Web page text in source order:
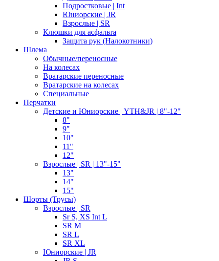
Подростковые | Int
Юниорские | JR
Взрослые | SR
Клюшки для асфальта
Защита рук (Налокотники)
Шлема
Обычные/переносные
На колесах
Вратарские переносные
Вратарские на колесах
Специальные
Перчатки
Детские и Юниорские | YTH&JR | 8"-12"
8"
9"
10"
11"
12"
Взрослые | SR | 13"-15"
13"
14"
15"
Шорты (Трусы)
Взрослые | SR
Sr S, XS Int L
SR M
SR L
SR XL
Юниорские | JR